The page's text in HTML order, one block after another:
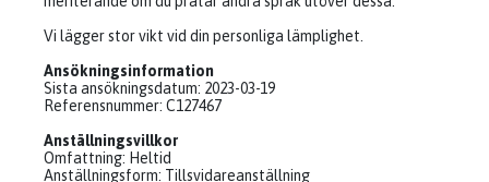
Vi lägger stor vikt vid din personliga lämplighet.
Ansökningsinformation
Sista ansökningsdatum: 2023-03-19
Referensnummer: C127467
Anställningsvillkor
Omfattning: Heltid
Anställningsform: Tillsvidareanställning